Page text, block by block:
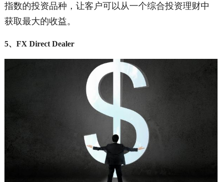
指数的投资品种，让客户可以从一个综合投资理财中
获取最大的收益。
5、FX Direct Dealer